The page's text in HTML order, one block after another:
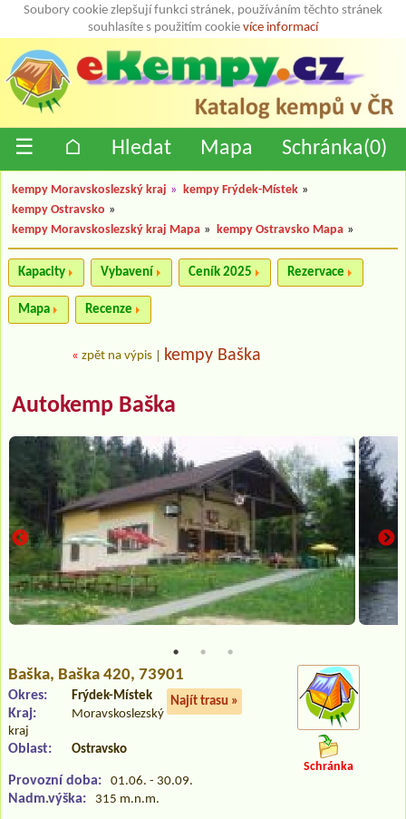
Soubory cookie zlepšují funkci stránek, používáním těchto stránek
souhlasíte s použitím cookie více informací
☰ ⌂ Hledat Mapa Schránka(0)
kempy Moravskoslezský kraj » kempy Frýdek-Místek »
kempy Ostravsko »
kempy Moravskoslezský kraj Mapa » kempy Ostravsko Mapa »
Kapacity Vybavení Ceník 2025 Rezervace
Mapa Recenze
« zpět na výpis kempy Baška
Autokemp Baška
Baška, Baška 420, 73901
Najít trasu »
Okres: Frýdek-Místek
Kraj:
Moravskoslezský
kraj
Oblast: Ostravsko
Provozní doba: 01.06. - 30.09.
Nadm.výška: 315 m.n.m.
Schránka